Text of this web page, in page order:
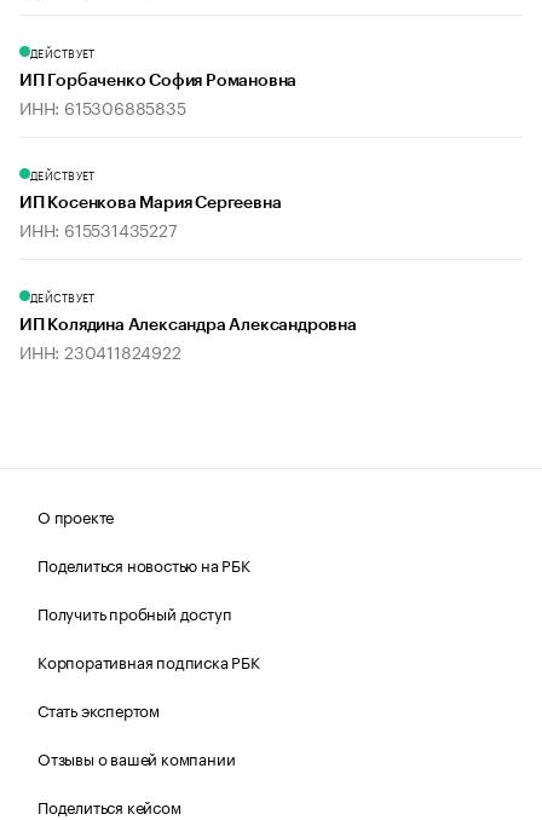
ДЕЙСТВУЕТ
ИП Горбаченко София Романовна
ИНН: 615306885835
ДЕЙСТВУЕТ
ИП Косенкова Мария Сергеевна
ИНН: 615531435227
ДЕЙСТВУЕТ
ИП Колядина Александра Александровна
ИНН: 230411824922
О проекте
Поделиться новостью на РБК
Получить пробный доступ
Корпоративная подписка РБК
Стать экспертом
Отзывы о вашей компании
Поделиться кейсом